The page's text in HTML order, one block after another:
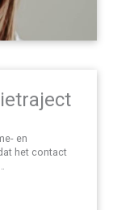
en
het contact